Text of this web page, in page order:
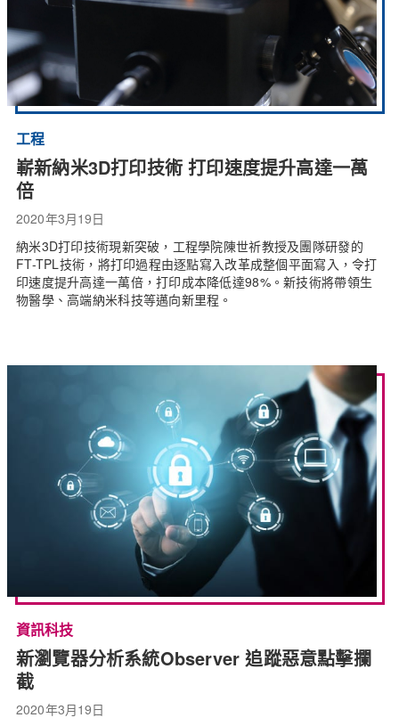
工程
嶄新納米3D打印技術 打印速度提升高達一萬
倍
2020年3月19日
納米3D打印技術現新突破，工程學院陳世祈教授及團隊研發的
FT-TPL技術，將打印過程由逐點寫入改革成整個平面寫入，令打
印速度提升高達一萬倍，打印成本降低達98%。新技術將帶領生
物醫學、高端納米科技等邁向新里程。
資訊科技
新瀏覽器分析系統Observer 追蹤惡意點擊攔
截
2020年3月19日